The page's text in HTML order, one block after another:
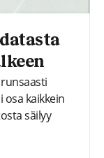
kaikkein
säilyy